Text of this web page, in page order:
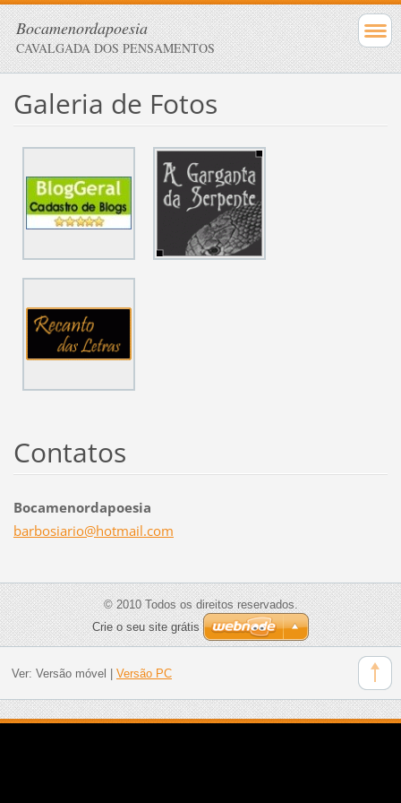
Bocamenordapoesia
CAVALGADA DOS PENSAMENTOS
Galeria de Fotos
Contatos
Bocamenordapoesia
barbosiario@hotmail.com
© 2010 Todos os direitos reservados.
Crie o seu site grátis
Ver: Versão móvel Versão PC